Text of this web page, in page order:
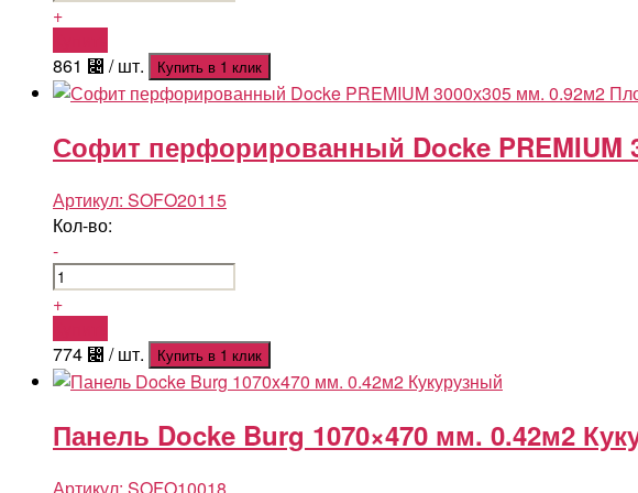
+
861 ⃄ / шт. Купить в 1 клик
Софит перфорированный Docke PREMIUM
Артикул: SOFO20115
Кол-во:
-
+
774 ⃄ / шт. Купить в 1 клик
Панель Docke Burg 1070×470 мм. 0.42м2
Артикул: SOFO10018